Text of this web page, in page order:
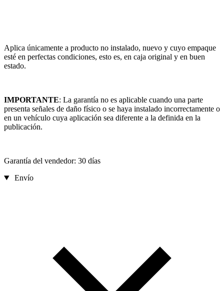
Aplica únicamente a producto no instalado, nuevo y cuyo empaque
esté en perfectas condiciones, esto es, en caja original y en buen
estado.
IMPORTANTE: La garantía no es aplicable cuando una parte
presenta señales de daño físico o se haya instalado incorrectamente o
en un vehículo cuya aplicación sea diferente a la definida en la
publicación.
Garantía del vendedor: 30 días
Envío